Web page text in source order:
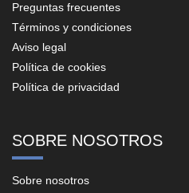
Preguntas frecuentes
Términos y condiciones
Aviso legal
Política de cookies
Política de privacidad
SOBRE NOSOTROS
Sobre nosotros